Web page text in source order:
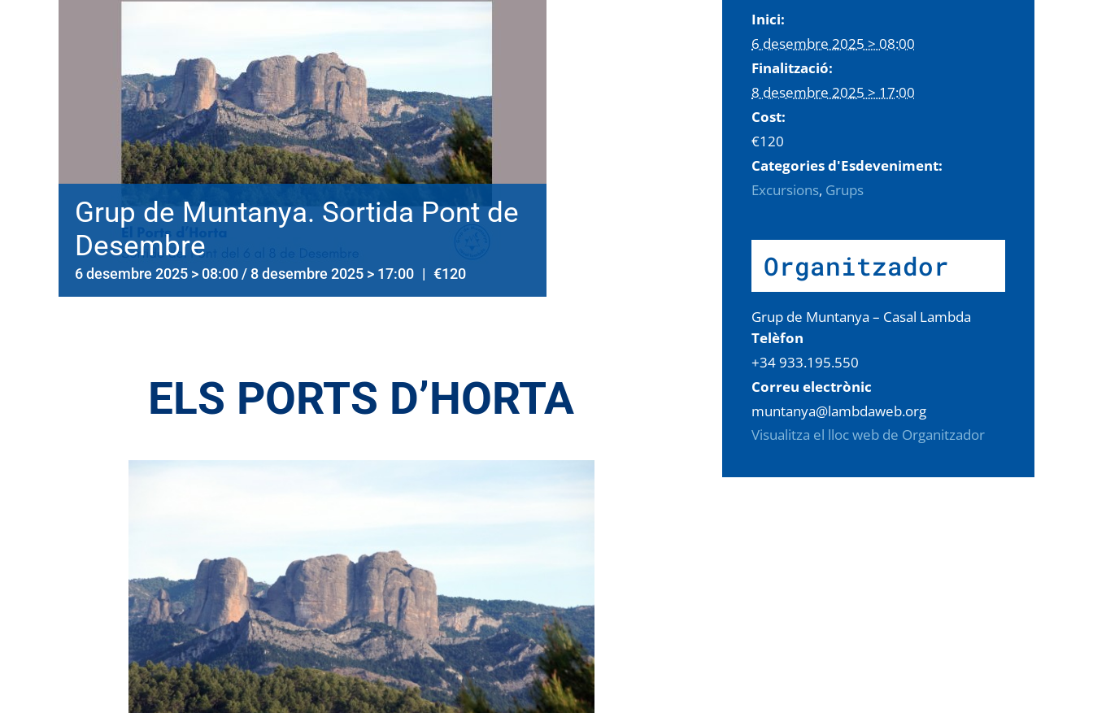
Grup de Muntanya. Sortida Pont de
Desembre
6 desembre 2025 > 08:00 / 8 desembre 2025 > 17:00 | €120
ELS PORTS D’HORTA
Inici:
6 desembre 2025 > 08:00
Finalització:
8 desembre 2025 > 17:00
Cost:
€120
Categories d'Esdeveniment:
Excursions, Grups
Organitzador
Grup de Muntanya – Casal Lambda
Telèfon
+34 933.195.550
Correu electrònic
muntanya@lambdaweb.org
Visualitza el lloc web de Organitzador